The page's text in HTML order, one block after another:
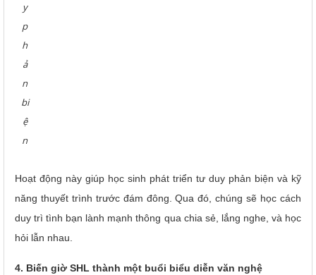
y
p
h
ả
n
bi
ệ
n
Hoạt động này giúp học sinh phát triển tư duy phản biện và kỹ
năng thuyết trình trước đám đông. Qua đó, chúng sẽ học cách
duy trì tình bạn lành mạnh thông qua chia sẻ, lắng nghe, và học
hỏi lẫn nhau.
4. Biến giờ SHL thành một buổi biểu diễn văn nghệ